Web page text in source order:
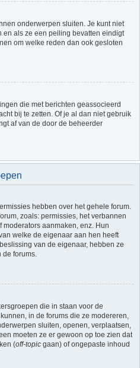
onderwerpen sluiten. Je kunt niet
en als ze een peiling bevatten eindigt
om welke reden dan ook gesloten
die met berichten geassocieerd
bij te zetten. Of je al dan niet gebruik
af van de door de beheerder
hebben over het gehele forum.
zoals: permissies, het verbannen
aanmaken, enz. Hun
welke de eigenaar aan hen heeft
van de eigenaar, hebben ze
de forums.
die in staan voor de
in de forums die ze modereren,
sluiten, openen, verplaatsen,
moeten ze er gewoon op toe zien dat
(off-topic gaan) of ongepaste inhoud